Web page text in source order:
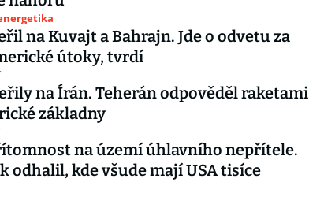
na Kuvajt a Bahrajn. Jde o odvetu za
útoky, tvrdí
na Írán. Teherán odpověděl raketami
základny
na území úhlavního nepřítele.
odhalil, kde všude mají USA tisíce